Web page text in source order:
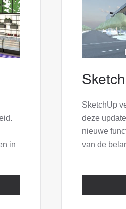
in
SketchUp
deze
nieuwe
van de